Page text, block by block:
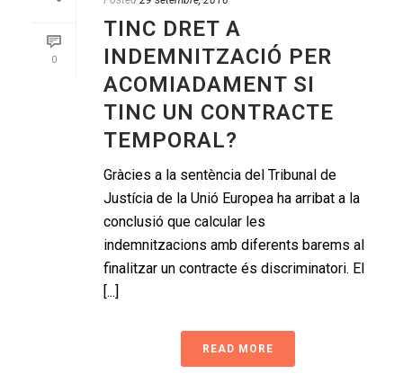
0
TINC DRET A
INDEMNITZACIÓ PER
ACOMIADAMENT SI
TINC UN CONTRACTE
TEMPORAL?
Gràcies a la sentència del Tribunal de
Justícia de la Unió Europea ha arribat a la
conclusió que calcular les
indemnitzacions amb diferents barems al
finalitzar un contracte és discriminatori. El
[...]
READ MORE